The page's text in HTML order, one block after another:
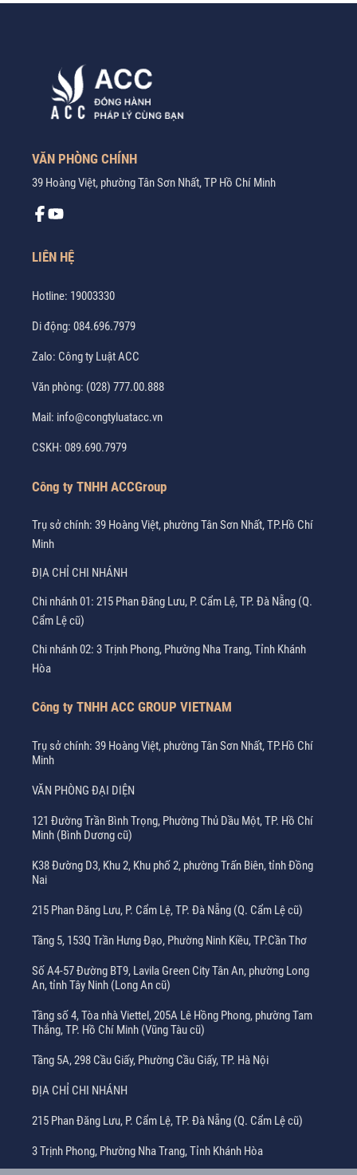
VĂN PHÒNG CHÍNH
39 Hoàng Việt, phường Tân Sơn Nhất, TP Hồ Chí Minh
LIÊN HỆ
Hotline: 19003330
Di động: 084.696.7979
Zalo: Công ty Luật ACC
Văn phòng: (028) 777.00.888
Mail: info@congtyluatacc.vn
CSKH: 089.690.7979
Công ty TNHH ACCGroup
Trụ sở chính: 39 Hoàng Việt, phường Tân Sơn Nhất, TP.Hồ Chí
Minh
ĐỊA CHỈ CHI NHÁNH
Chi nhánh 01: 215 Phan Đăng Lưu, P. Cẩm Lệ, TP. Đà Nẵng (Q.
Cẩm Lệ cũ)
Chi nhánh 02: 3 Trịnh Phong, Phường Nha Trang, Tỉnh Khánh
Hòa
Công ty TNHH ACC GROUP VIETNAM
Trụ sở chính: 39 Hoàng Việt, phường Tân Sơn Nhất, TP.Hồ Chí
Minh
VĂN PHÒNG ĐẠI DIỆN
121 Đường Trần Bình Trọng, Phường Thủ Dầu Một, TP. Hồ Chí
Minh (Bình Dương cũ)
K38 Đường D3, Khu 2, Khu phố 2, phường Trấn Biên, tỉnh Đồng
Nai
215 Phan Đăng Lưu, P. Cẩm Lệ, TP. Đà Nẵng (Q. Cẩm Lệ cũ)
Tầng 5, 153Q Trần Hưng Đạo, Phường Ninh Kiều, TP.Cần Thơ
Số A4-57 Đường BT9, Lavila Green City Tân An, phường Long
An, tỉnh Tây Ninh (Long An cũ)
Tầng số 4, Tòa nhà Viettel, 205A Lê Hồng Phong, phường Tam
Thắng, TP. Hồ Chí Minh (Vũng Tàu cũ)
Tầng 5A, 298 Cầu Giấy, Phường Cầu Giấy, TP. Hà Nội
ĐỊA CHỈ CHI NHÁNH
215 Phan Đăng Lưu, P. Cẩm Lệ, TP. Đà Nẵng (Q. Cẩm Lệ cũ)
3 Trịnh Phong, Phường Nha Trang, Tỉnh Khánh Hòa